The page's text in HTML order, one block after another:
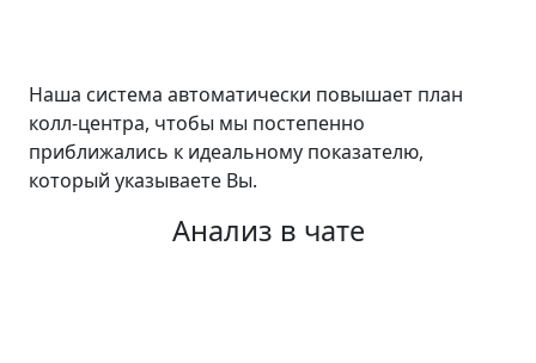
Наша система автоматически повышает план
колл-центра, чтобы мы постепенно
приближались к идеальному показателю,
который указываете Вы.
Анализ в чате